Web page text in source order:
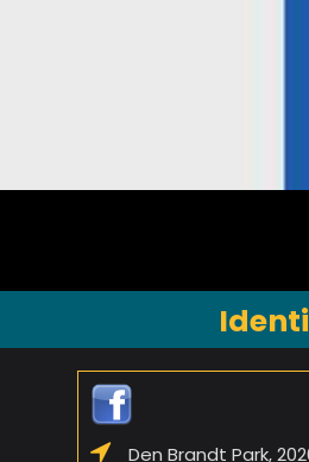
Den Brandt Park,